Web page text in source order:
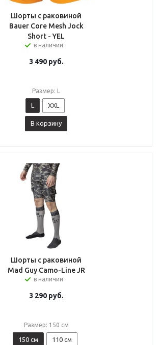
Шорты с раковиной
Bauer Core Mesh Jock
Short - YEL
в наличии
3 490руб.
Размер: L
L XXL
В корзину
Шорты с раковиной
Mad Guy Camo-Line JR
в наличии
3 290руб.
Размер: 150 см
150 см 110 см